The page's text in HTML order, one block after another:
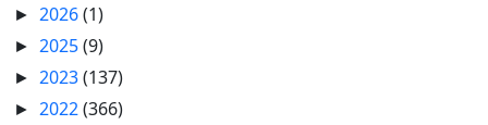
► 2026(1)
► 2025(9)
► 2023(137)
► 2022(366)